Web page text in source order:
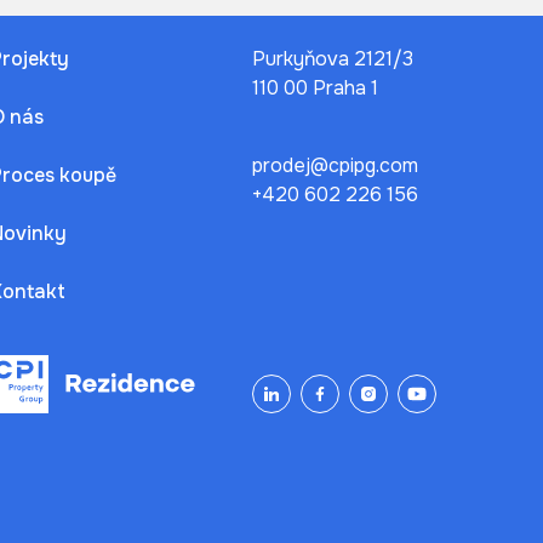
nás
koupě
Purkyňova 2121/3
110 00 Praha 1
prodej@cpipg.com
+420 602 226 156